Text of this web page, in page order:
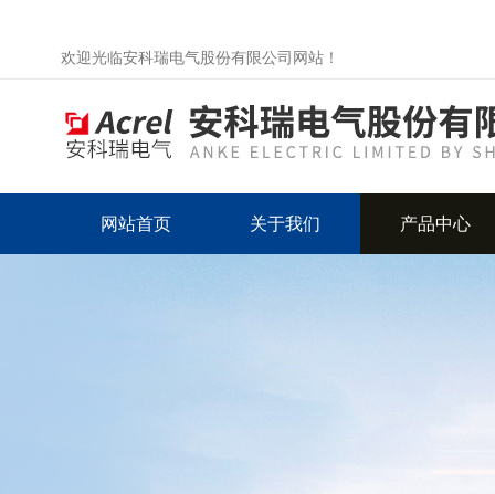
欢迎光临安科瑞电气股份有限公司网站！
网站首页 关于我们 产品中心